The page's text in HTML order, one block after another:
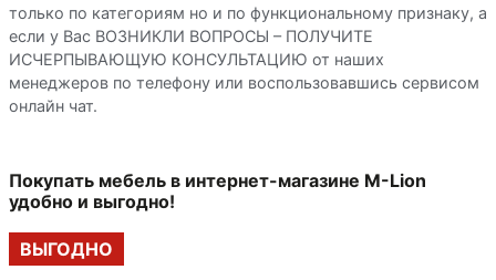
только по категориям но и по функциональному признаку, а
если у Вас ВОЗНИКЛИ ВОПРОСЫ – ПОЛУЧИТЕ
ИСЧЕРПЫВАЮЩУЮ КОНСУЛЬТАЦИЮ от наших
менеджеров по телефону или воспользовавшись сервисом
онлайн чат.
Покупать мебель в интернет-магазине M-Lion
удобно и выгодно!
ВЫГОДНО